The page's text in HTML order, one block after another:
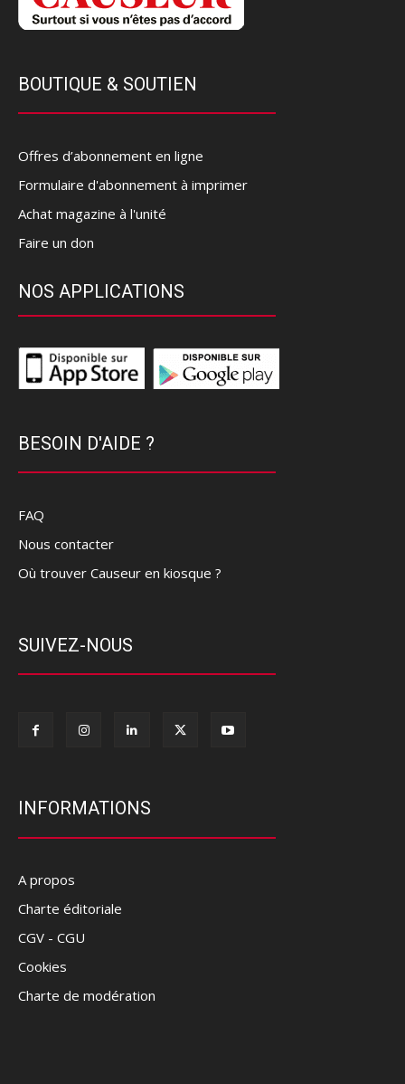
BOUTIQUE & SOUTIEN
Offres d’abonnement en ligne
Formulaire d'abonnement à imprimer
Achat magazine à l'unité
Faire un don
NOS APPLICATIONS
BESOIN D'AIDE ?
FAQ
Nous contacter
Où trouver Causeur en kiosque ?
SUIVEZ-NOUS
INFORMATIONS
A propos
Charte éditoriale
CGV - CGU
Cookies
Charte de modération